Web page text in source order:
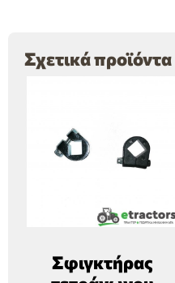
Σχετικά προϊόντα
Σφιγκτήρας